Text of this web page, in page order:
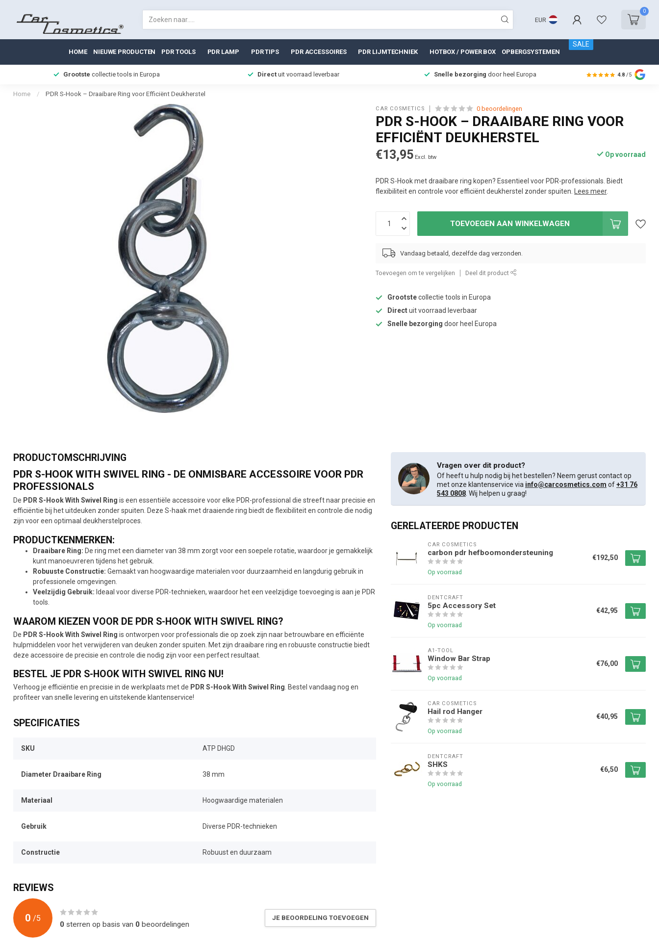
EUR
0
HOME NIEUWE PRODUCTEN PDR TOOLS PDR LAMP PDR TIPS PDR ACCESSOIRES PDR LIJMTECHNIEK HOTBOX / POWER BOX OPBERGSYSTEMEN
SALE
Grootste collectie tools in Europa Direct uit voorraad leverbaar Snelle bezorging door heel Europa 4.8 /5
Home / PDR S-Hook – Draaibare Ring voor Efficiënt Deukherstel
CAR COSMETICS 0 beoordelingen
PDR S-HOOK – DRAAIBARE RING VOOR
EFFICIËNT DEUKHERSTEL
€13,95 Excl. btw Op voorraad
PDR S-Hook met draaibare ring kopen? Essentieel voor PDR-professionals. Biedt
flexibiliteit en controle voor efficiënt deukherstel zonder spuiten.
Lees meer.
TOEVOEGEN AAN WINKELWAGEN
Vandaag betaald, dezelfde dag verzonden.
Toevoegen om te vergelijken Deel dit product
Grootstecollectie tools in Europa
Directuit voorraad leverbaar
Snelle bezorging door heel Europa
PRODUCTOMSCHRIJVING
PDR S-HOOK WITH SWIVEL RING - DE ONMISBARE ACCESSOIRE VOOR PDR
PROFESSIONALS
De PDR S-Hook With Swivel Ring is een essentiële accessoire voor elke PDR-professional die streeft naar precisie en
efficiëntie bij het uitdeuken zonder spuiten. Deze S-haak met draaiende ring biedt de flexibiliteit en controle die nodig
zijn voor een optimaal deukherstelproces.
PRODUCTKENMERKEN:
Draaibare Ring: De ring met een diameter van 38 mm zorgt voor een soepele rotatie, waardoor je gemakkelijk
kunt manoeuvreren tijdens het gebruik.
Robuuste Constructie: Gemaakt van hoogwaardige materialen voor duurzaamheid en langdurig gebruik in
professionele omgevingen.
Veelzijdig Gebruik: Ideaal voor diverse PDR-technieken, waardoor het een veelzijdige toevoeging is aan je PDR
tools.
WAAROM KIEZEN VOOR DE PDR S-HOOK WITH SWIVEL RING?
De PDR S-Hook With Swivel Ring is ontworpen voor professionals die op zoek zijn naar betrouwbare en efficiënte
hulpmiddelen voor het verwijderen van deuken zonder spuiten. Met zijn draaibare ring en robuuste constructie biedt
deze accessoire de precisie en controle die nodig zijn voor een perfect resultaat.
BESTEL JE PDR S-HOOK WITH SWIVEL RING NU!
Verhoog je efficiëntie en precisie in de werkplaats met de PDR S-Hook With Swivel Ring. Bestel vandaag nog en
profiteer van snelle levering en uitstekende klantenservice!
SPECIFICATIES
SKU ATP DHGD
Diameter Draaibare Ring 38 mm
Materiaal Hoogwaardige materialen
Gebruik Diverse PDR-technieken
Constructie Robuust en duurzaam
REVIEWS
0 /5
0 sterren op basis van 0 beoordelingen
JE BEOORDELING TOEVOEGEN
Vragen over dit product?
Of heeft u hulp nodig bij het bestellen? Neem gerust contact op
met onze klantenservice via info@carcosmetics.com of+31 76
543 0808 . Wij helpen u graag!
GERELATEERDE PRODUCTEN
CAR COSMETICS
carbon pdr hefboomondersteuning
Op voorraad
€192,50
DENTCRAFT
5pc Accessory Set
Op voorraad
€42,95
A1-TOOL
Window Bar Strap
Op voorraad
€76,00
CAR COSMETICS
Hail rod Hanger
Op voorraad
€40,95
DENTCRAFT
SHKS
Op voorraad
€6,50